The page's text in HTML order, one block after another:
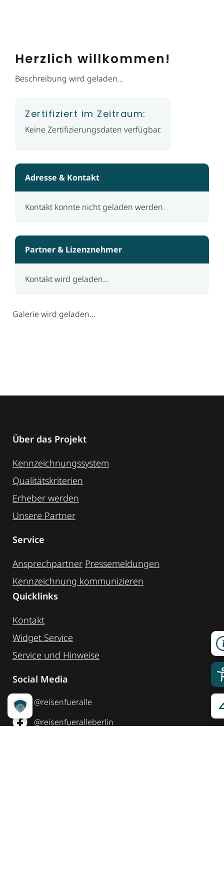
Herzlich willkommen!
Beschreibung wird geladen…
Zertifiziert im Zeitraum:
Keine Zertifizierungsdaten verfügbar.
Adresse & Kontakt
Kontakt konnte nicht geladen werden.
Partner & Lizenznehmer
Kontakt wird geladen…
Galerie wird geladen…
Über das Projekt
Kennzeichnungssystem
Qualitätskriterien
Erheber werden
Unsere Partner
Service
Ansprechpartner Pressemeldungen
Kennzeichnung ­kommunizieren
Quicklinks
Kontakt
Widget Service
Service und Hinweise
Social Media
@reisenfueralle
@reisenfueralleberlin